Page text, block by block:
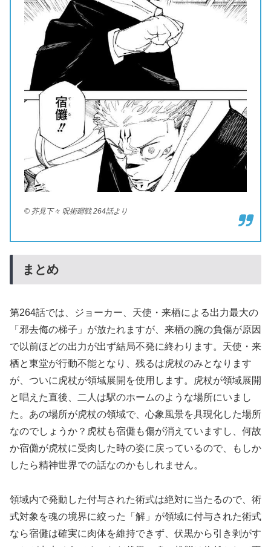
© 芥見下々 呪術廻戦 264話より
まとめ
第264話では、ジョーカー、天使・来栖による出力最大の
「邪去侮の梯子」が放たれますが、来栖の腕の負傷が原因
で以前ほどの出力が出ず結局不発に終わります。天使・来
栖と東堂が行動不能となり、残るは虎杖のみとなります
が、ついに虎杖が領域展開を使用します。虎杖が領域展開
と唱えた直後、二人は駅のホームのような場所にいまし
た。あの場所が虎杖の領域で、心象風景を具現化した場所
なのでしょうか？虎杖も宿儺も傷が消えていますし、何故
か宿儺が虎杖に受肉した時の姿に戻っているので、もしか
したら精神世界での話なのかもしれません。
領域内で発動した付与された術式は絶対に当たるので、術
式対象を魂の境界に絞った「解」が領域に付与された術式
なら宿儺は確実に肉体を維持できず、伏黒から引き剥がす